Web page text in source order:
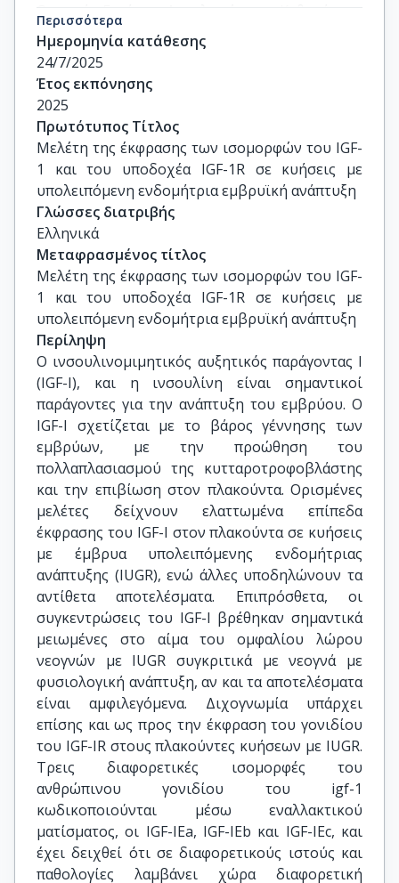
Θυμαρά Ειρήνη ,Αναπληρώτρια Καθηγήτρια,
Ιατρική Σχολή, ΕΚΠΑ
Λαμπροπούλου Μαρία ,Καθηγήτρια ,Τμήμα
Ιατρικής,ΔΠΘ
Αρμακόλας Αθανάσιος,Αναπληρωτής
Καθηγητής, Ιατρική Σχολή, ΕΚΠΑ
Περισσότερα
Ημερομηνία κατάθεσης
24/7/2025
Έτος εκπόνησης
2025
Πρωτότυπος Τίτλος
Μελέτη της έκφρασης των ισομορφών του IGF-
1 και του υποδοχέα IGF-1R σε κυήσεις με
υπολειπόμενη ενδομήτρια εμβρυϊκή ανάπτυξη
Γλώσσες διατριβής
Ελληνικά
Μεταφρασμένος τίτλος
Μελέτη της έκφρασης των ισομορφών του IGF-
1 και του υποδοχέα IGF-1R σε κυήσεις με
υπολειπόμενη ενδομήτρια εμβρυϊκή ανάπτυξη
Περίληψη
Ο ινσουλινομιμητικός αυξητικός παράγοντας Ι
(IGF-Ι), και η ινσουλίνη είναι σημαντικοί
παράγοντες για την ανάπτυξη του εμβρύου. Ο
IGF-I σχετίζεται με το βάρος γέννησης των
εμβρύων, με την προώθηση του
πολλαπλασιασμού της κυτταροτροφοβλάστης
και την επιβίωση στον πλακούντα. Ορισμένες
μελέτες δείχνουν ελαττωμένα επίπεδα
έκφρασης του IGF-I στον πλακούντα σε κυήσεις
με έμβρυα υπολειπόμενης ενδομήτριας
ανάπτυξης (IUGR), ενώ άλλες υποδηλώνουν τα
αντίθετα αποτελέσματα. Επιπρόσθετα, οι
συγκεντρώσεις του IGF-I βρέθηκαν σημαντικά
μειωμένες στο αίμα του ομφαλίου λώρου
νεογνών με IUGR συγκριτικά με νεογνά με
φυσιολογική ανάπτυξη, αν και τα αποτελέσματα
είναι αμφιλεγόμενα. Διχογνωμία υπάρχει
επίσης και ως προς την έκφραση του γονιδίου
του IGF-IR στους πλακούντες κυήσεων με IUGR.
Τρεις διαφορετικές ισομορφές του
ανθρώπινου γονιδίου του igf-1
κωδικοποιούνται μέσω εναλλακτικού
ματίσματος, οι IGF-IEa, IGF-IEb και IGF-IEc, και
έχει δειχθεί ότι σε διαφορετικούς ιστούς και
παθολογίες λαμβάνει χώρα διαφορετική